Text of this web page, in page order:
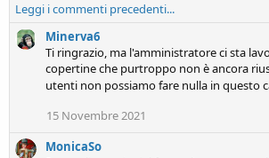
s
:
Leggi i commenti precedenti...
Minerva6
Ti ringrazio, ma l'amministratore ci sta
copertine che purtroppo non è ancora
utenti non possiamo fare nulla in questo
15 Novembre 2021
MonicaSo